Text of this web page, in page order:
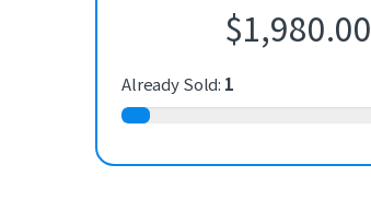
$1,980.00
Already Sold: 1